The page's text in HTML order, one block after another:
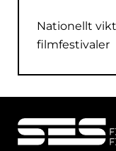
Nationellt
filmfestivaler